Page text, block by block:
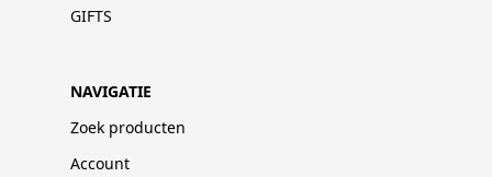
GIFTS
NAVIGATIE
Zoek producten
Account